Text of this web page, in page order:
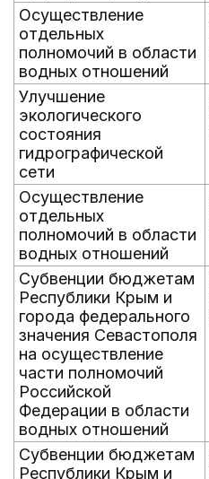
Осуществление
отдельных
полномочий в области
водных отношений
Улучшение
экологического
состояния
гидрографической
сети
Осуществление
отдельных
полномочий в области
водных отношений
Субвенции бюджетам
Республики Крым и
города федерального
значения Севастополя
на осуществление
части полномочий
Российской
Федерации в области
водных отношений
Субвенции бюджетам
Республики Крым и